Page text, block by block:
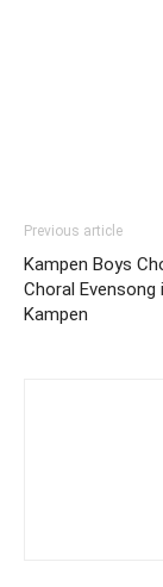
Previous article
Kampen Boys
Choral Evensong
Kampen